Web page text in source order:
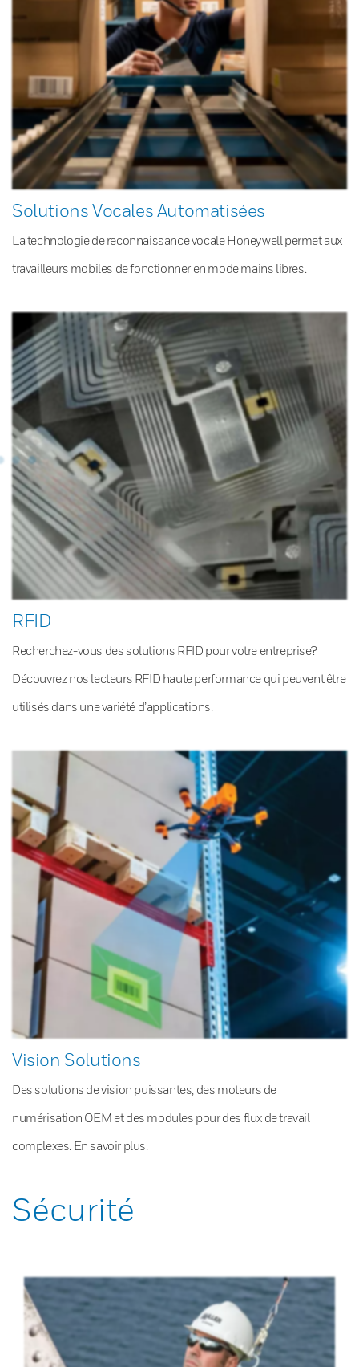
Solutions Vocales Automatisées
La technologie de reconnaissance vocale Honeywell permet aux
travailleurs mobiles de fonctionner en mode mains libres.
RFID
Recherchez-vous des solutions RFID pour votre entreprise?
Découvrez nos lecteurs RFID haute performance qui peuvent être
utilisés dans une variété d’applications.
Vision Solutions
Des solutions de vision puissantes, des moteurs de
numérisation OEM et des modules pour des flux de travail
complexes. En savoir plus.
Sécurité